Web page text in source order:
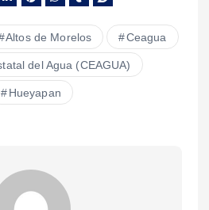
Altos de Morelos Ceagua
del Agua (CEAGUA)
Hueyapan